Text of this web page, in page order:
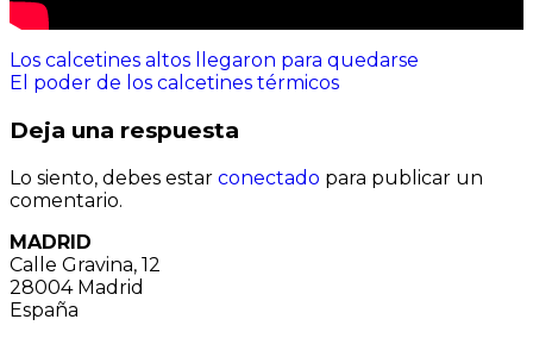
Navegación
de
entradas
Los calcetines altos llegaron para quedarse
El poder de los calcetines térmicos
Deja una respuesta
Lo siento, debes estar conectado para publicar un
comentario.
MADRID
Calle Gravina, 12
28004 Madrid
España